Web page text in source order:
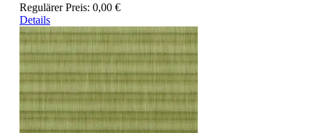
Regulärer Preis: 0,00 €
Details